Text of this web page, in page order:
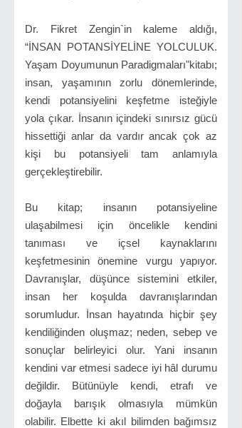
Dr. Fikret Zengin`in kaleme aldığı,
“İNSAN POTANSİYELİNE YOLCULUK.
Yaşam Doyumunun Paradigmaları"kitabı;
insan, yaşamının zorlu dönemlerinde,
kendi potansiyelini keşfetme isteğiyle
yola çıkar. İnsanın içindeki sınırsız gücü
hissettiği anlar da vardır ancak çok az
kişi bu potansiyeli tam anlamıyla
gerçekleştirebilir.
Bu kitap; insanın potansiyeline
ulaşabilmesi için öncelikle kendini
tanıması ve içsel kaynaklarını
keşfetmesinin önemine vurgu yapıyor.
Davranışlar, düşünce sistemini etkiler,
insan her koşulda davranışlarından
sorumludur. İnsan hayatında hiçbir şey
kendiliğinden oluşmaz; neden, sebep ve
sonuçlar belirleyici olur. Yani insanın
kendini var etmesi sadece iyi hâl durumu
değildir. Bütünüyle kendi, etrafı ve
doğayla barışık olmasıyla mümkün
olabilir. Elbette ki akıl bilimden bağımsız